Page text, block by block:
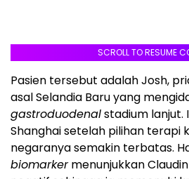
SCROLL TO RESUME
Pasien tersebut adalah Josh,
asal Selandia Baru yang
gastroduodenalstadium lanjut.
Shanghai setelah pilihan terapi
negaranya semakin terbatas.
biomarkermenunjukkan Claudin